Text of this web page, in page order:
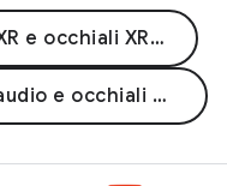
Progettazione per visori XR e occhiali XR con cavo
Progettare per occhiali audio e occhiali con display